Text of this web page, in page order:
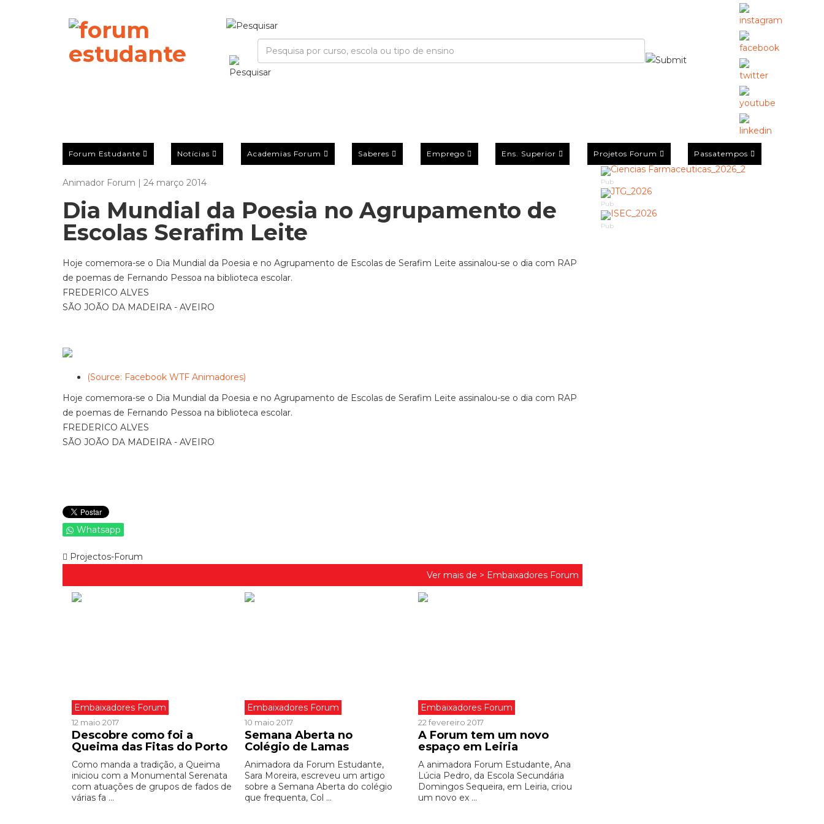
Forum Estudante Notícias Academias Forum Saberes Emprego Ens. Superior Projetos Forum Passatempos
Animador Forum | 24 março 2014
Dia Mundial da Poesia no Agrupamento de
Escolas Serafim Leite
Hoje comemora-se o Dia Mundial da Poesia e no Agrupamento de Escolas de Serafim Leite assinalou-se o dia com RAP
de poemas de Fernando Pessoa na biblioteca escolar.
FREDERICO ALVES
SÃO JOÃO DA MADEIRA - AVEIRO
(Source: Facebook WTF Animadores)
Hoje comemora-se o Dia Mundial da Poesia e no Agrupamento de Escolas de Serafim Leite assinalou-se o dia com RAP
de poemas de Fernando Pessoa na biblioteca escolar.
FREDERICO ALVES
SÃO JOÃO DA MADEIRA - AVEIRO
Whatsapp
Projectos-Forum
Ver mais de > Embaixadores Forum
Embaixadores Forum
12 maio 2017
Descobre como foi a
Queima das Fitas do Porto
Como manda a tradição, a Queima
iniciou com a Monumental Serenata
com atuações de grupos de fados de
várias fa ...
Embaixadores Forum
10 maio 2017
Semana Aberta no
Colégio de Lamas
Animadora da Forum Estudante,
Sara Moreira, escreveu um artigo
sobre a Semana Aberta do colégio
que frequenta, Col ...
Embaixadores Forum
22 fevereiro 2017
A Forum tem um novo
espaço em Leiria
A animadora Forum Estudante, Ana
Lúcia Pedro, da Escola Secundária
Domingos Sequeira, em Leiria, criou
um novo ex ...
Pub
Pub
Pub